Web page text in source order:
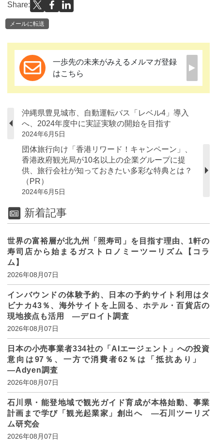
Share:
メールに転送
一歩先の未来がみえるメルマガ登録
はこちら
沖縄県豊見城市、自動運転バス「レベル4」導入
へ、2024年度中に実証実験の開始を目指す
2024年6月5日
団体旅行向け「香港リワード！キャンペーン」、
香港政府観光局が10名以上の企業グループに提
供、旅行会社が知っておきたい多彩な特典とは？
（PR）
2024年6月5日
新着記事
世界の富裕層が北九州「照寿司」を目指す理由、1軒の
寿司店から始まるガストロノミーツーリズム【コラ
ム】
2026年08月07日
インバウンドの体験予約、日本の予約サイト利用はタ
ビナカ43％、海外サイトを上回る、ホテル・百貨店の
現地接点も活用 ―デロイト調査
2026年08月07日
日本の小売事業者334社の「AIエージェント」への投資
意向は97％、一方で消費者62％は「抵抗あり」
―Adyen調査
2026年08月07日
石川県・能登地域で観光ガイド育成が本格始動、事業
計画まで学び「観光起業家」創出へ ―石川ツーリズ
ム研究会
2026年08月07日